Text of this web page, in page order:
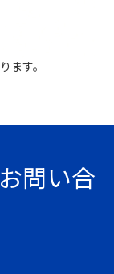
ます。
問い合